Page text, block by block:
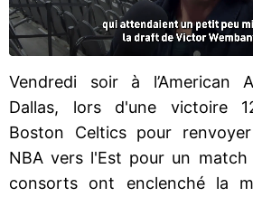
Vendredi soir à l’American
Dallas, lors d'une victoire
Boston Celtics pour
NBA vers l'Est pour un
consorts ont enclenché la